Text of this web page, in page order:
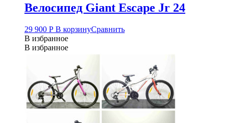
Велосипед Giant Escape Jr 24
29 900 Р В корзинуСравнить
В избранное
В избранное